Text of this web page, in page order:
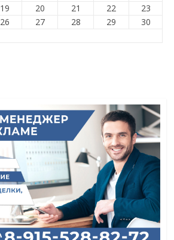
19 20 21 22
23
26 27 28 29
30